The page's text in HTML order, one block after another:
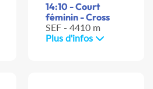
14:10 - Court
féminin - Cross
SEF - 4410 m
Plus d'infos